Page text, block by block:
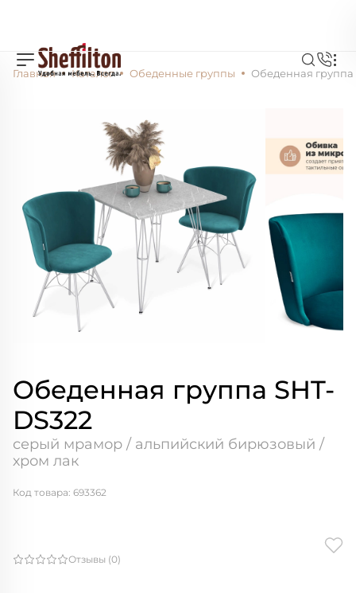
Главная Каталог Обеденные группы Обеденная группа
Обеденная группа SHT-
DS322
серый мрамор / альпийский бирюзовый /
хром лак
Отзывы (0)
Код товара: 693362